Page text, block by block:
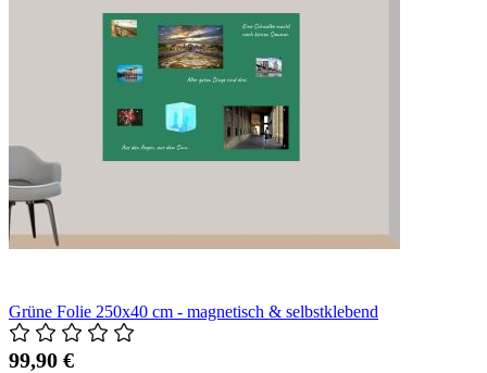
Grüne Folie 250x40 cm - magnetisch & selbstklebend
99,90 €